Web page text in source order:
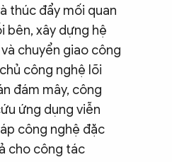
thúc đẩy mối quan
bên, xây dựng hệ
chuyển giao công
công nghệ lõi
đám mây, công
ứng dụng viễn
công nghệ đặc
cho công tác